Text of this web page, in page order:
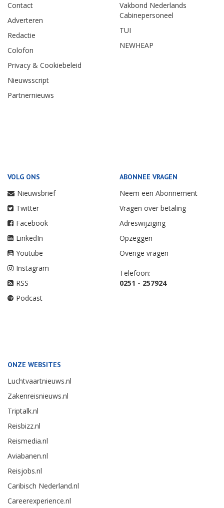
Contact
Adverteren
Redactie
Colofon
Privacy & Cookiebeleid
Nieuwsscript
Partnernieuws
Vakbond Nederlands
Cabinepersoneel
TUI
NEWHEAP
VOLG ONS
Nieuwsbrief
Twitter
Facebook
LinkedIn
Youtube
Instagram
RSS
Podcast
ABONNEE VRAGEN
Neem een Abonnement
Vragen over betaling
Adreswijziging
Opzeggen
Overige vragen
Telefoon:
0251 - 257924
ONZE WEBSITES
Luchtvaartnieuws.nl
Zakenreisnieuws.nl
Triptalk.nl
Reisbizz.nl
Reismedia.nl
Aviabanen.nl
Reisjobs.nl
Caribisch Nederland.nl
Careerexperience.nl